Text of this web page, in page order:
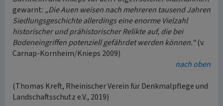
gewarnt: „Die Auen weisen nach mehreren tausend Jahren
Siedlungsgeschichte allerdings eine enorme Vielzahl
historischer und prähistorischer Relikte auf, die bei
Bodeneingriffen potenziell gefährdet werden können.“(v.
Carnap-Kornheim/Knieps 2009)
nach oben
(Thomas Kreft, Rheinischer Verein für Denkmalpflege und
Landschaftsschutz e.V., 2019)